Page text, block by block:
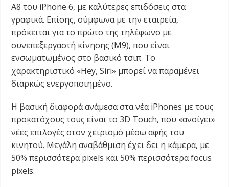
Α8 του iPhone 6, με καλύτερες επιδόσεις στα
γραφικά. Επίσης, σύμφωνα με την εταιρεία,
πρόκειται για το πρώτο της τηλέφωνο με
συνεπεξεργαστή κίνησης (Μ9), που είναι
ενσωματωμένος στο βασικό τσιπ. Το
χαρακτηριστικό «Hey, Siri» μπορεί να παραμένει
διαρκώς ενεργοποιημένο.
Η βασική διαφορά ανάμεσα στα νέα iPhones με τους
προκατόχους τους είναι το 3D Touch, που «ανοίγει»
νέες επιλογές στον χειρισμό μέσω αφής του
κινητού. Μεγάλη αναβάθμιση έχει δει η κάμερα, με
50% περισσότερα pixels και 50% περισσότερα focus
pixels.